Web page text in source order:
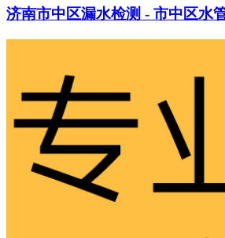
济南市中区漏水检测 - 市中区水